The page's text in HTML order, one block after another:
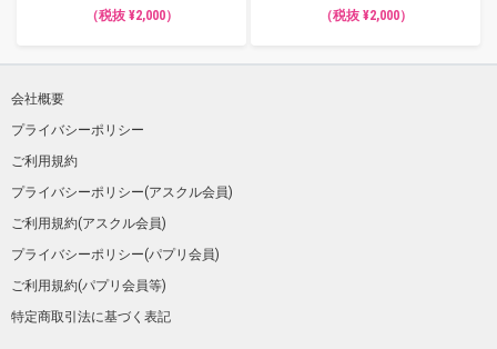
（税抜 ¥2,000）
（税抜 ¥2,000）
会社概要
プライバシーポリシー
ご利用規約
プライバシーポリシー(アスクル会員)
ご利用規約(アスクル会員)
プライバシーポリシー(パプリ会員)
ご利用規約(パプリ会員等)
特定商取引法に基づく表記